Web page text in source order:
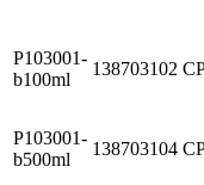
P103001-
b100ml
138703102
P103001-
b500ml
138703104